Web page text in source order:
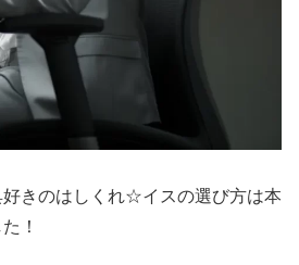
きのはしくれ☆イスの選び方は本
！